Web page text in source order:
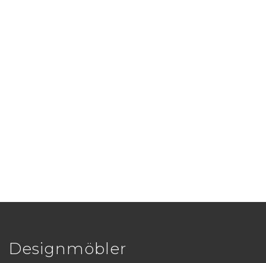
Designmöbler